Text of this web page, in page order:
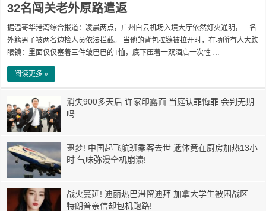
32名闯关老外原路遣返
据温哥华港湾综合报道：凌晨两点，广州白云机场入境大厅依然灯火通明，一名
外籍男子被两名边检人员依法拦截。 当他的背包拉链被拉开时，在场所有人大跌
眼镜：里面仅仅塞着三件皱巴巴的T恤，底下压着一双酒店一次性 …
阅读更多 »
消失900多天后 许家印露面 当庭认罪悔罪 会判无期
吗
噩梦! 中国起飞航班乘客去世 遗体竟在厨房加热13小
时 气味弥漫全机崩溃!
战火蔓延! 迪丽热巴滞留迪拜 加拿大学生被困战区
特朗普亲信却包机跑路!